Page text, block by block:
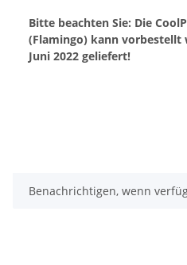
Bitte beachten Sie: Die
(Flamingo) kann
Juni 2022 geliefert!
Benachrichtigen, wenn